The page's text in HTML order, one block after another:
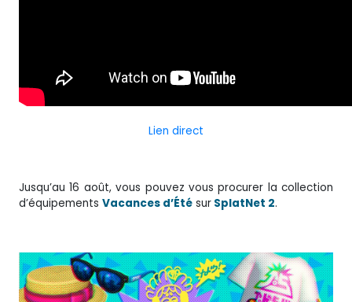
Lien direct
Jusqu’au 16 août, vous pouvez vous procurer la collection
d’équipements Vacances d’Été sur SplatNet 2.